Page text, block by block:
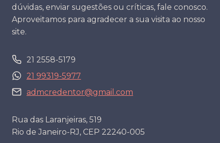
dúvidas, enviar sugestões ou críticas, fale conosco.
Aproveitamos para agradecer a sua visita ao nosso
site.
21 2558-5179
21 99319-5977
admcredentor@gmail.com
Rua das Laranjeiras, 519
Rio de Janeiro-RJ, CEP 22240-005